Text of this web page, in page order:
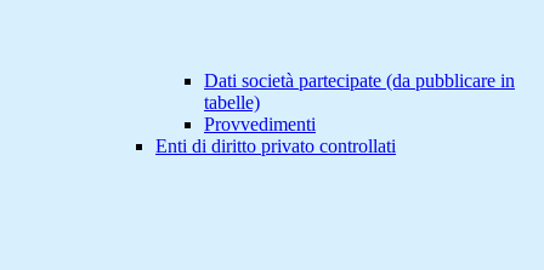
Dati società partecipate (da pubblicare in
tabelle)
Provvedimenti
Enti di diritto privato controllati